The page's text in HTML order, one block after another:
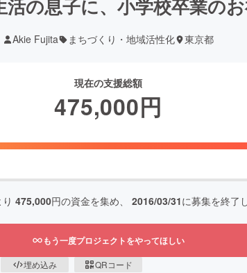
の息子に、小学校卒業の
Akie Fujita まちづくり・地域活性化 東京都
現在の支援総額
475,000円
475,000円の資金を集め、 2016/03/31に募集を終了
もう一度プロジェクトをやってほしい
埋め込み QRコード